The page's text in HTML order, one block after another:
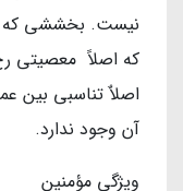
نیست. بخششی که
که اصلاً معصیتی
اصلاٌ تناسبی بین
آن وجود ندارد.
ویژگی مؤمنین